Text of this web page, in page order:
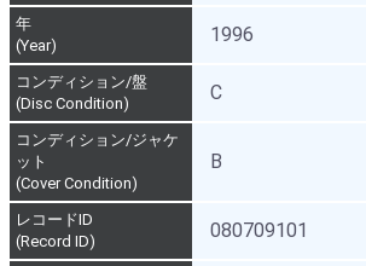
年
(Year)
1996
コンディション/盤
(Disc Condition)
C
コンディション/ジャケ
ット
(Cover Condition)
B
レコードID
(Record ID)
080709101